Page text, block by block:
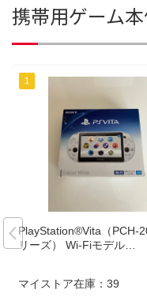
携帯用ゲーム
PlayStation®Vita（PCH-
リーズ） Wi-Fiモデル…
マイストア在庫： 39